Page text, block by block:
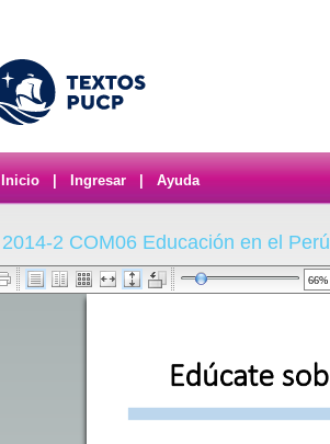
Inicio Ingresar Ayuda
2014-2 COM06 Educación en el Perú